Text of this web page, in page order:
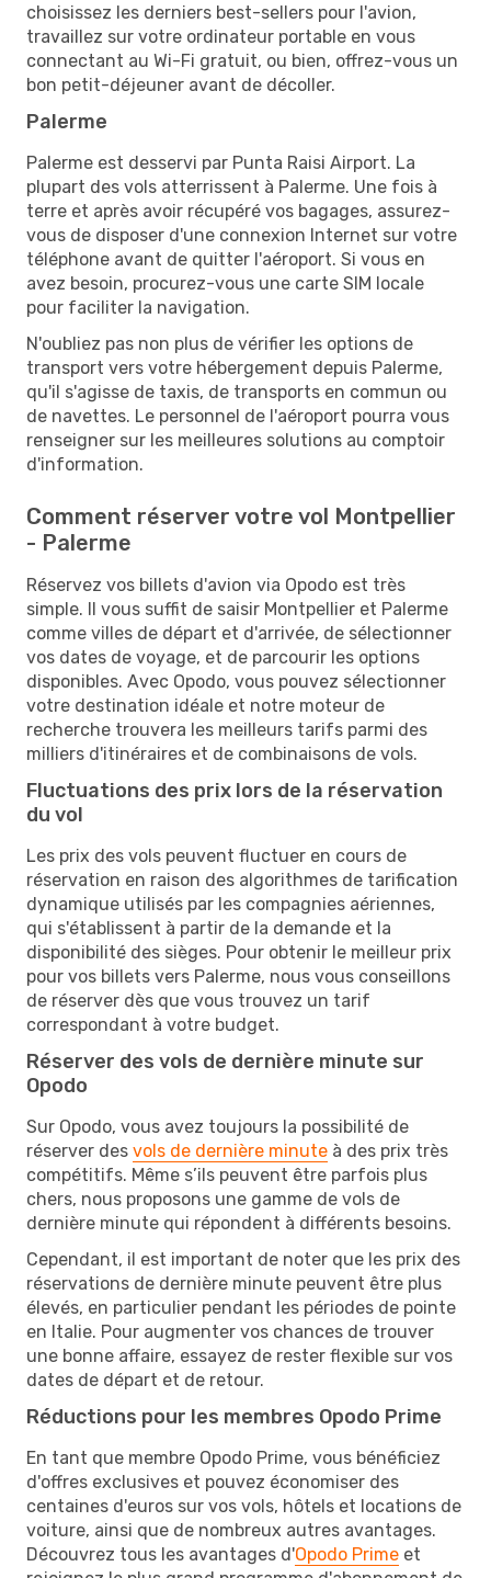
choisissez les derniers best-sellers pour l'avion,
travaillez sur votre ordinateur portable en vous
connectant au Wi-Fi gratuit, ou bien, offrez-vous un
bon petit-déjeuner avant de décoller.
Palerme
Palerme est desservi par Punta Raisi Airport. La
plupart des vols atterrissent à Palerme. Une fois à
terre et après avoir récupéré vos bagages, assurez-
vous de disposer d'une connexion Internet sur votre
téléphone avant de quitter l'aéroport. Si vous en
avez besoin, procurez-vous une carte SIM locale
pour faciliter la navigation.
N'oubliez pas non plus de vérifier les options de
transport vers votre hébergement depuis Palerme,
qu'il s'agisse de taxis, de transports en commun ou
de navettes. Le personnel de l'aéroport pourra vous
renseigner sur les meilleures solutions au comptoir
d'information.
Comment réserver votre vol Montpellier
- Palerme
Réservez vos billets d'avion via Opodo est très
simple. Il vous suffit de saisir Montpellier et Palerme
comme villes de départ et d'arrivée, de sélectionner
vos dates de voyage, et de parcourir les options
disponibles. Avec Opodo, vous pouvez sélectionner
votre destination idéale et notre moteur de
recherche trouvera les meilleurs tarifs parmi des
milliers d'itinéraires et de combinaisons de vols.
Fluctuations des prix lors de la réservation
du vol
Les prix des vols peuvent fluctuer en cours de
réservation en raison des algorithmes de tarification
dynamique utilisés par les compagnies aériennes,
qui s'établissent à partir de la demande et la
disponibilité des sièges. Pour obtenir le meilleur prix
pour vos billets vers Palerme, nous vous conseillons
de réserver dès que vous trouvez un tarif
correspondant à votre budget.
Réserver des vols de dernière minute sur
Opodo
Sur Opodo, vous avez toujours la possibilité de
réserver des vols de dernière minute à des prix très
compétitifs. Même s’ils peuvent être parfois plus
chers, nous proposons une gamme de vols de
dernière minute qui répondent à différents besoins.
Cependant, il est important de noter que les prix des
réservations de dernière minute peuvent être plus
élevés, en particulier pendant les périodes de pointe
en Italie. Pour augmenter vos chances de trouver
une bonne affaire, essayez de rester flexible sur vos
dates de départ et de retour.
Réductions pour les membres Opodo Prime
En tant que membre Opodo Prime, vous bénéficiez
d'offres exclusives et pouvez économiser des
centaines d'euros sur vos vols, hôtels et locations de
voiture, ainsi que de nombreux autres avantages.
Découvrez tous les avantages d'Opodo Prime et